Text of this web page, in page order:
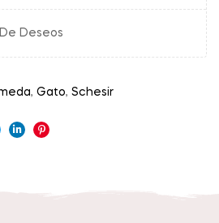
Deseos
, Gato, Schesir